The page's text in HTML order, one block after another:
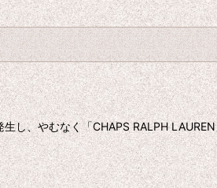
し、やむなく「CHAPS RALPH